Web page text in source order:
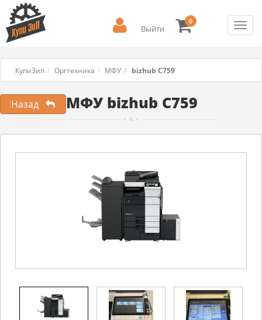
Выйти
0
КупиЗип Оргтехника МФУ bizhub C759
МФУ bizhub C759
Назад